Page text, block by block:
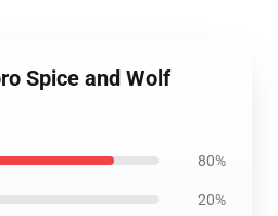
Spice and Wolf
80%
20%